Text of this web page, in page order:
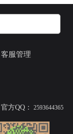
客服管理
官方QQ： 2593644365